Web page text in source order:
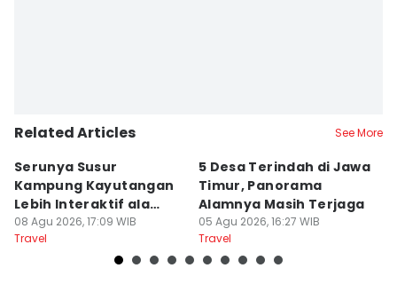
Related Articles See More
Serunya Susur
Kampung Kayutangan
Lebih Interaktif ala
Kelana Race
08 Agu 2026, 17:09 WIB
Travel
5 Desa Terindah di Jawa
Timur, Panorama
Alamnya Masih Terjaga
05 Agu 2026, 16:27 WIB
Travel